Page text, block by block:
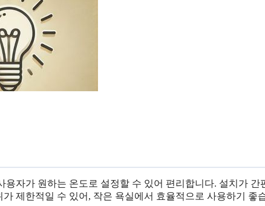
용자가 원하는 온도로 설정할 수 있어 편리합니다. 설치가 간
제한적일 수 있어, 작은 욕실에서 효율적으로 사용하기 좋